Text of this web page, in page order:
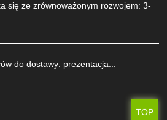
się ze zrównoważonym rozwojem: 3-
do dostawy: prezentacja...
TOP